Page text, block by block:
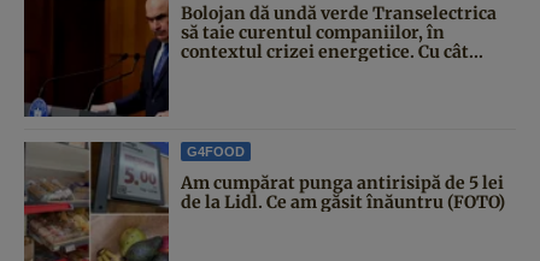
Bolojan dă undă verde Transelectrica
să taie curentul companiilor, în
contextul crizei energetice. Cu cât...
G4FOOD
Am cumpărat punga antirisipă de 5 lei
de la Lidl. Ce am găsit înăuntru (FOTO)